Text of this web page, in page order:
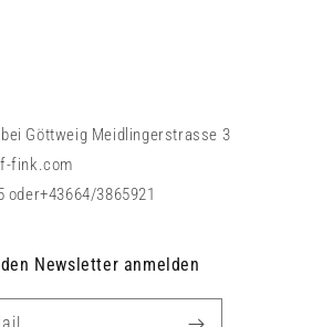
Göttweig Meidlingerstrasse 3
fink.com
oder+43664/3865921
Newsletter anmelden